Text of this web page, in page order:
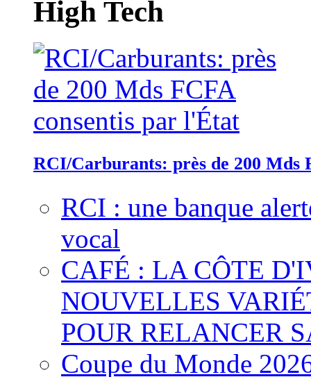
High Tech
RCI/Carburants: près de 200 Mds
RCI : une banque
vocal
CAFÉ : LA CÔTE
NOUVELLES
POUR RELANCER
Coupe du Monde